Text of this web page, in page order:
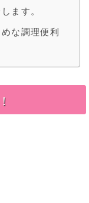
ます。
な調理便利